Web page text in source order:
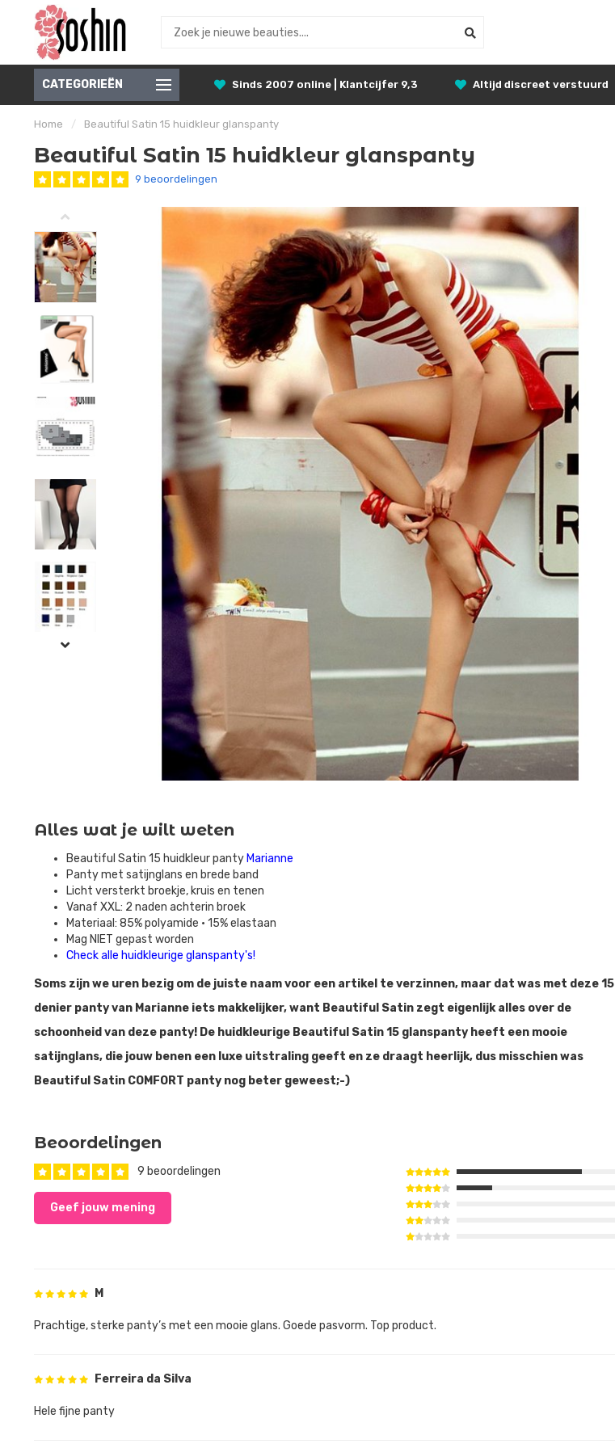
CATEGORIEËN Sinds 2007 online | Klantcijfer 9,3 Altijd discreet verstuurd
Home / Beautiful Satin 15 huidkleur glanspanty
Beautiful Satin 15 huidkleur glanspanty
9 beoordelingen
Alles wat je wilt weten
Beautiful Satin 15 huidkleur panty Marianne
Panty met satijnglans en brede band
Licht versterkt broekje, kruis en tenen
Vanaf XXL: 2 naden achterin broek
Materiaal: 85% polyamide • 15% elastaan
Mag NIET gepast worden
Check alle huidkleurige glanspanty's!
Soms zijn we uren bezig om de juiste naam voor een artikel te verzinnen, maar dat was met deze 15
denier panty van Marianne iets makkelijker, want Beautiful Satin zegt eigenlijk alles over de
schoonheid van deze panty! De huidkleurige Beautiful Satin 15 glanspanty heeft een mooie
satijnglans, die jouw benen een luxe uitstraling geeft en ze draagt heerlijk, dus misschien was
Beautiful Satin COMFORT panty nog beter geweest;-)
Beoordelingen
9 beoordelingen
Geef jouw mening
M
Prachtige, sterke panty’s met een mooie glans. Goede pasvorm. Top product.
Ferreira da Silva
Hele fijne panty